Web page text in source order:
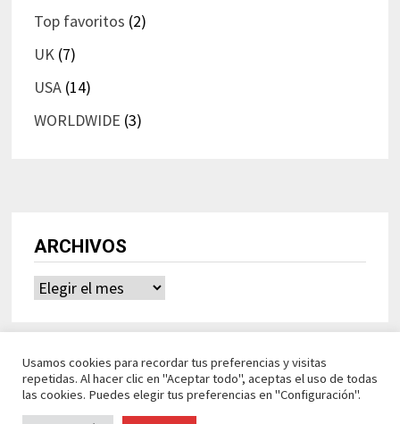
Top favoritos (2)
UK(7)
USA(14)
WORLDWIDE (3)
ARCHIVOS
Archivos
Usamos cookies para recordar tus preferencias y visitas
repetidas. Al hacer clic en "Aceptar todo", aceptas el uso de todas
las cookies. Puedes elegir tus preferencias en "Configuración".